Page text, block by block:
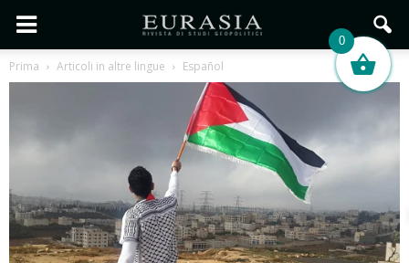
Prima Articoli in altre lingue Español
0